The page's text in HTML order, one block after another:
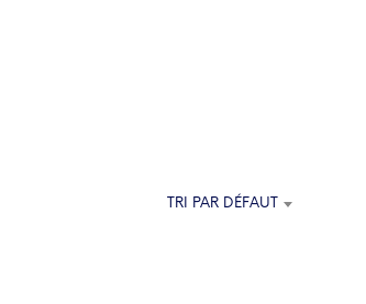
TRI PAR DÉFAUT